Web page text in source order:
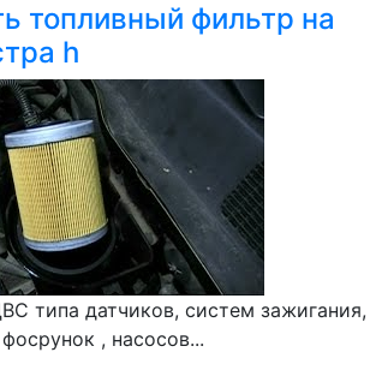
топливный фильтр на
h
типа датчиков, систем зажигания,
, насосов...